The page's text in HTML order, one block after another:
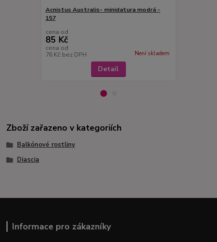
Acnistus Australis- minidatura modrá -
157
cena od
85 Kč
cena od
76 Kč bez DPH Není skladem
Detail
Zboží zařazeno v kategoriích
Balkónové rostliny
Diascia
Informace pro zákazníky